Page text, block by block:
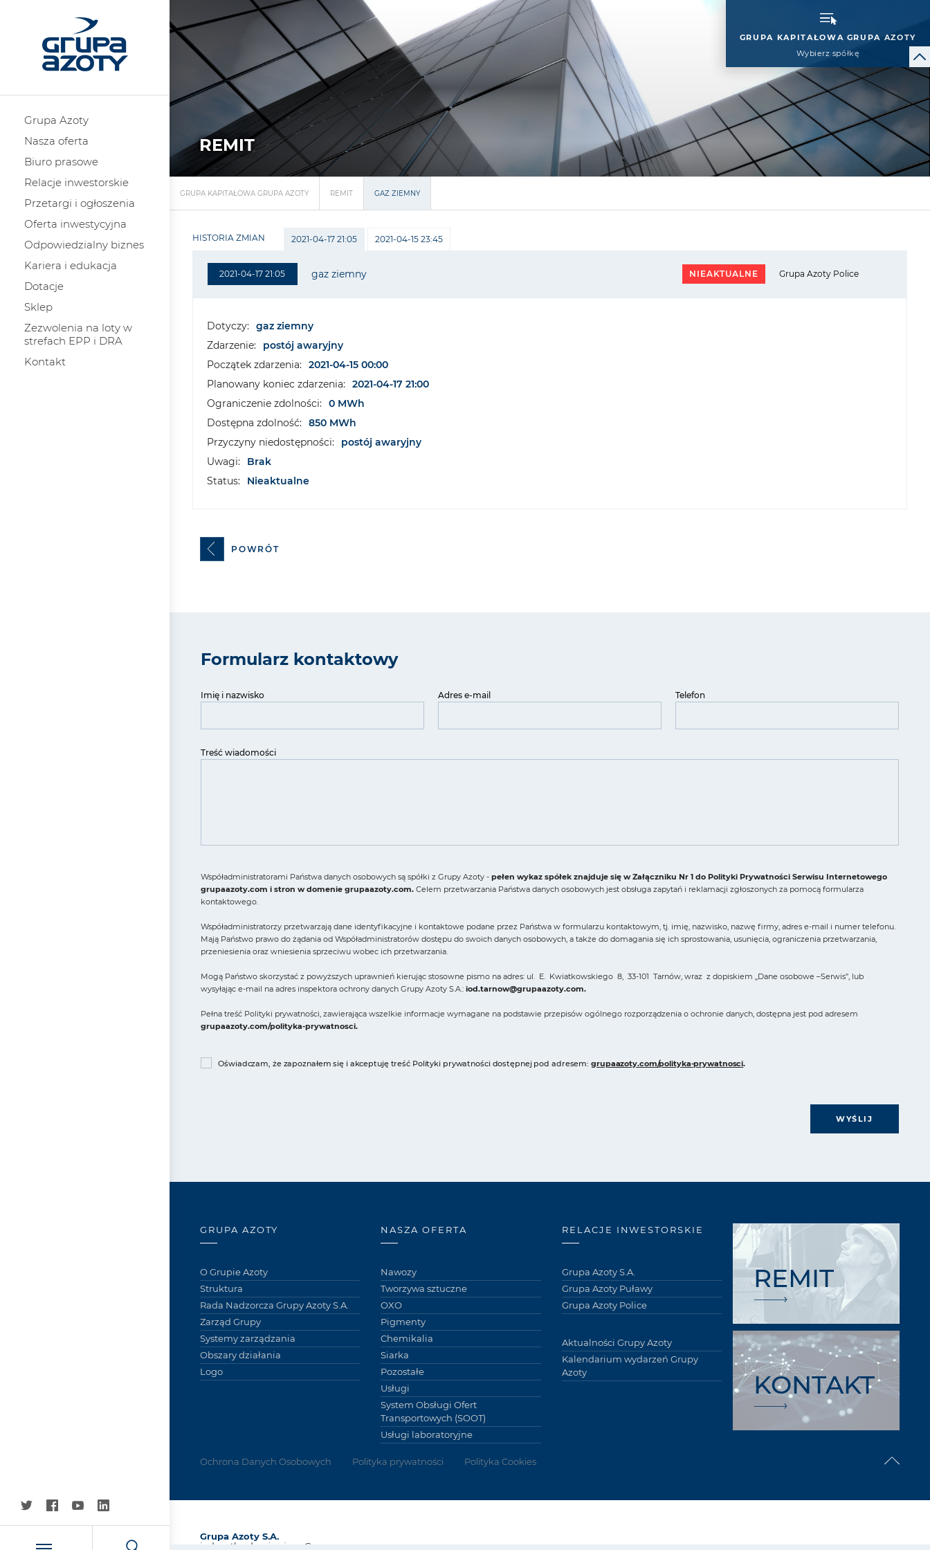
Grupa Azoty
Nasza oferta
Biuro prasowe
Relacje inwestorskie
Przetargi i ogłoszenia
Oferta inwestycyjna
Odpowiedzialny biznes
Kariera i edukacja
Dotacje
Sklep
Zezwolenia na loty w
strefach EPP i DRA
Kontakt
GRUPA KAPITAŁOWA GRUPA AZOTY
Wybierz spółkę
REMIT
GRUPA KAPITAŁOWA GRUPA AZOTY REMIT GAZ ZIEMNY
HISTORIA ZMIAN 2021-04-17 21:05 2021-04-15 23:45
2021-04-17 21:05 gaz ziemny NIEAKTUALNE Grupa Azoty Police
Dotyczy:
gaz ziemny
Zdarzenie:
postój awaryjny
Początek zdarzenia:
2021-04-15 00:00
Planowany koniec zdarzenia:
2021-04-17 21:00
Ograniczenie zdolności:
0 MWh
Dostępna zdolność:
850 MWh
Przyczyny niedostępności:
postój awaryjny
Uwagi:
Brak
Status:
Nieaktualne
POWRÓT
Formularz kontaktowy
Imię i nazwisko Adres e-mail Telefon
Treść wiadomości
Współadministratorami Państwa danych osobowych są spółki z Grupy Azoty -pełen wykaz spółek znajduje się w Załączniku Nr 1 do Polityki Prywatności Serwisu Internetowego
grupaazoty.com i stron w domenie grupaazoty.com. Celem przetwarzania Państwa danych osobowych jest obsługa zapytań i reklamacji zgłoszonych za pomocą formularza
kontaktowego.
Współadministratorzy przetwarzają dane identyfikacyjne i kontaktowe podane przez Państwa w formularzu kontaktowym, tj. imię, nazwisko, nazwę firmy, adres e-mail i numer telefonu.
Mają Państwo prawo do żądania od Współadministratorów dostępu do swoich danych osobowych, a także do domagania się ich sprostowania, usunięcia, ograniczenia przetwarzania,
przeniesienia oraz wniesienia sprzeciwu wobec ich przetwarzania.
Mogą Państwo skorzystać z powyższych uprawnień kierując stosowne pismo na adres: ul. E. Kwiatkowskiego 8, 33-101 Tarnów, wraz z dopiskiem „Dane osobowe –Serwis”, lub
wysyłając e-mail na adres inspektora ochrony danych Grupy Azoty S.A.:iod.tarnow@grupaazoty.com.
Pełna treść Polityki prywatności, zawierająca wszelkie informacje wymagane na podstawie przepisów ogólnego rozporządzenia o ochronie danych, dostępna jest pod adresem
grupaazoty.com/polityka-prywatnosci.
Oświadczam, że zapoznałem się i akceptuję treść Polityki prywatności dostępnej pod adresem:grupaazoty.com/polityka-prywatnosci.
WYŚLIJ
GRUPA AZOTY
O Grupie Azoty
Struktura
Rada Nadzorcza Grupy Azoty S.A.
Zarząd Grupy
Systemy zarządzania
Obszary działania
Logo
NASZA OFERTA
Nawozy
Tworzywa sztuczne
OXO
Pigmenty
Chemikalia
Siarka
Pozostałe
Usługi
System Obsługi Ofert
Transportowych (SOOT)
Usługi laboratoryjne
RELACJE INWESTORSKIE
Grupa Azoty S.A.
Grupa Azoty Puławy
Grupa Azoty Police
Aktualności Grupy Azoty
Kalendarium wydarzeń Grupy
Azoty
REMIT
KONTAKT
Ochrona Danych Osobowych Polityka prywatności Polityka Cookies
Grupa Azoty S.A.
jednostka dominująca Grupy